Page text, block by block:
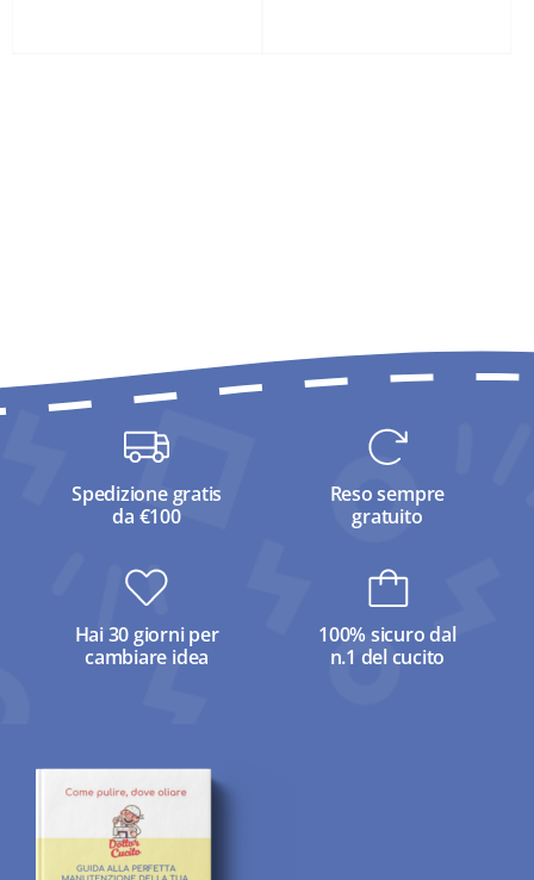
Spedizione gratis
da €100
Reso sempre
gratuito
Hai 30 giorni per
cambiare idea
100% sicuro dal
n.1 del cucito